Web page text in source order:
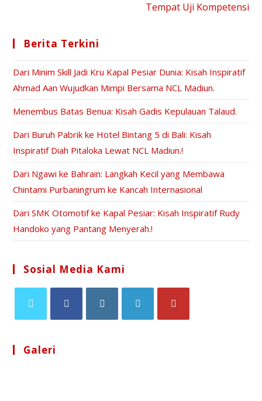
Tempat Uji Kompetensi
Berita Terkini
Dari Minim Skill Jadi Kru Kapal Pesiar Dunia: Kisah Inspiratif
Ahmad Aan Wujudkan Mimpi Bersama NCL Madiun.
Menembus Batas Benua: Kisah Gadis Kepulauan Talaud.
Dari Buruh Pabrik ke Hotel Bintang 5 di Bali: Kisah
Inspiratif Diah Pitaloka Lewat NCL Madiun.!
Dari Ngawi ke Bahrain: Langkah Kecil yang Membawa
Chintami Purbaningrum ke Kancah Internasional
Dari SMK Otomotif ke Kapal Pesiar: Kisah Inspiratif Rudy
Handoko yang Pantang Menyerah.!
Sosial Media Kami
Galeri